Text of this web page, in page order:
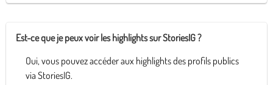
Est-ce que je peux voir les highlights sur StoriesIG ?
Oui, vous pouvez accéder aux highlights des profils publics
via StoriesIG.